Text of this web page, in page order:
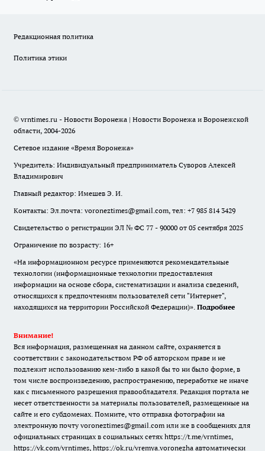
Редакционная политика
Политика этики
© vrntimes.ru - Новости Воронежа | Новости Воронежа и Воронежской
области, 2004-2026
Сетевое издание «Время Воронежа»
Учредитель: Индивидуальный предприниматель Суворов Алексей
Владимирович
Главный редактор: Имешев Э. И.
Контакты: Эл.почта: voroneztimes@gmail.com, тел: +7 985 814 3429
Свидетельство о регистрации ЭЛ № ФС 77 - 90000 от 05 сентября 2025
Ограничение по возрасту: 16+
«На информационном ресурсе применяются рекомендательные
технологии (информационные технологии предоставления
информации на основе сбора, систематизации и анализа сведений,
относящихся к предпочтениям пользователей сети "Интернет",
находящихся на территории Российской Федерации)». Подробнее
Внимание!
Вся информация, размещенная на данном сайте, охраняется в
соответствии с законодательством РФ об авторском праве и не
подлежит использованию кем-либо в какой бы то ни было форме, в
том числе воспроизведению, распространению, переработке не иначе
как с письменного разрешения правообладателя. Редакция портала не
несет ответственности за материалы пользователей, размещенные на
сайте и его субдоменах. Помните, что отправка фотографии на
электронную почту voroneztimes@gmail.com или же в сообщениях для
официальных страницах в социальных сетях https://t.me/vrntimes,
https://vk.com/vrntimes, https://ok.ru/vremya.voronezha автоматически